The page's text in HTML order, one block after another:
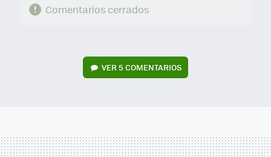
Comentarios cerrados
VER5 COMENTARIOS